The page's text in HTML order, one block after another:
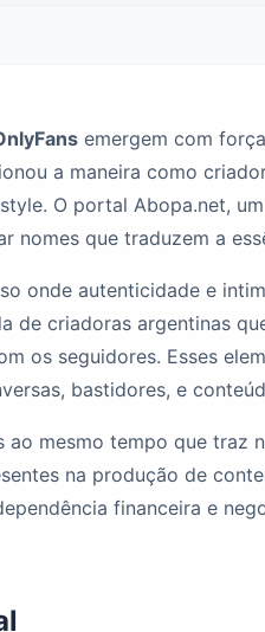
emergem com
a maneira como
O portal Abopa.net,
nomes que traduzem a
onde autenticidade e
criadoras argentinas
os seguidores. Esses
bastidores, e
mesmo tempo que traz
na produção de
financeira e